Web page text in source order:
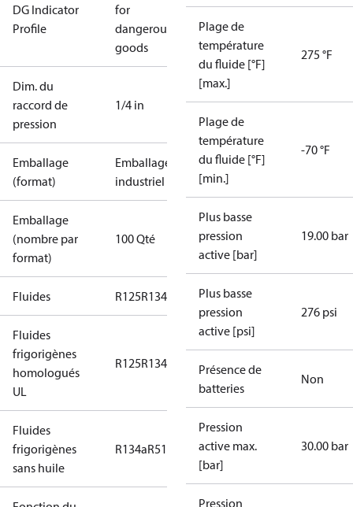
DG Indicator
Profile
for
dangerous
goods
Dim. du
raccord de
pression
1/4 in
Emballage
(format)
Emballage
industriel
Emballage
(nombre par
format)
100 Qté
Fluides R125R134a R404AR407C
Fluides
frigorigènes
homologués
UL
R125R134a R404A R407C
Fluides
frigorigènes
sans huile
R134aR513A
Plage de
température
du fluide [°F]
[max.]
275 °F
Plage de
température
du fluide [°F]
[min.]
-70 °F
Plus basse
pression
active [bar]
19.00 bar
Plus basse
pression
active [psi]
276 psi
Présence de
batteries
Non
Pression
active max.
[bar]
30.00 bar
Pression